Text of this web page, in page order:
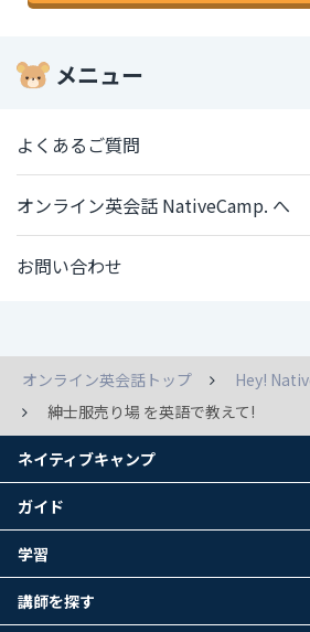
メニュー
よくあるご質問
オンライン英会話 NativeCamp. へ
お問い合わせ
オンライン英会話トップ
Hey!
紳士服売り場 を英語で教えて!
ネイティブキャンプ
ガイド
学習
講師を探す